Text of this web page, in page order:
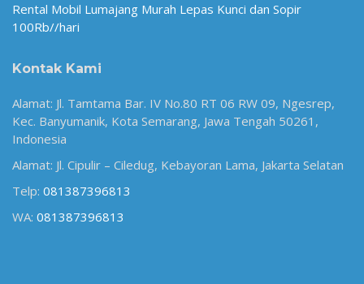
Rental Mobil Lumajang Murah Lepas Kunci dan Sopir
100Rb//hari
Kontak Kami
Alamat: Jl. Tamtama Bar. IV No.80 RT 06 RW 09, Ngesrep,
Kec. Banyumanik, Kota Semarang, Jawa Tengah 50261,
Indonesia
Alamat: Jl. Cipulir – Ciledug, Kebayoran Lama, Jakarta Selatan
Telp: 081387396813
WA: 081387396813